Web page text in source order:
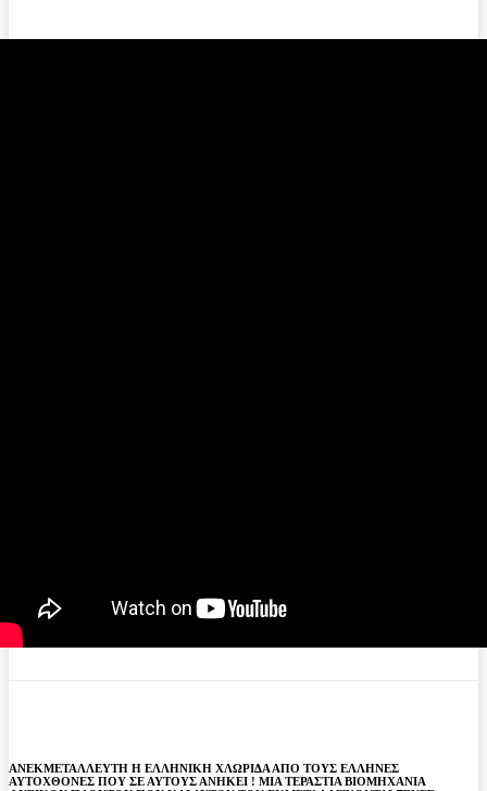
ΑΝΕΚΜΕΤΑΛΛΕΥΤΗ Η ΕΛΛΗΝΙΚΗ ΧΛΩΡΙΔΑ ΑΠΟ ΤΟΥΣ ΕΛΛΗΝΕΣ
ΑΥΤΟΧΘΟΝΕΣ ΠΟΥ ΣΕ ΑΥΤΟΥΣ ΑΝΗΚΕΙ ! ΜΙΑ ΤΕΡΑΣΤΙΑ ΒΙΟΜΗΧΑΝΙΑ